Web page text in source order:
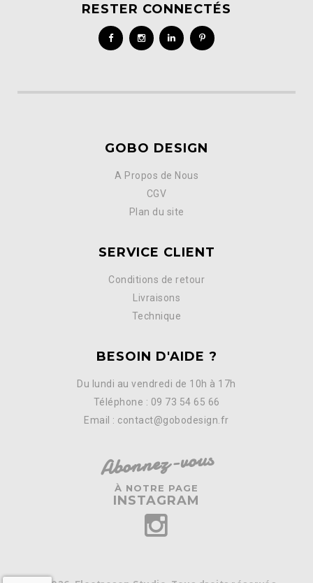
RESTER CONNECTÉS
GOBO DESIGN
A Propos de Nous
CGV
Plan du site
SERVICE CLIENT
Conditions de retour
Livraisons
Technique
BESOIN D'AIDE ?
Du lundi au vendredi de 10h à 17h
Téléphone : 09 73 54 65 66
Email : contact@gobodesign.fr
Abonnez-vous
À NOTRE PAGE
INSTAGRAM